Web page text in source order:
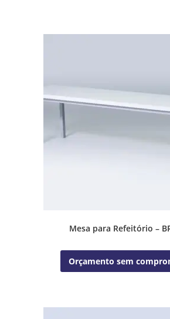
Mesa para Refeitório –
Orçamento sem